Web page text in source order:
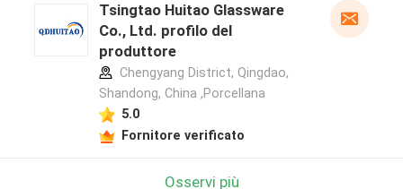
Tsingtao Huitao Glassware
Co., Ltd. profilo del
produttore
Chengyang District, Qingdao,
Shandong, China ,Porcellana
5.0
Fornitore verificato
Osservi più